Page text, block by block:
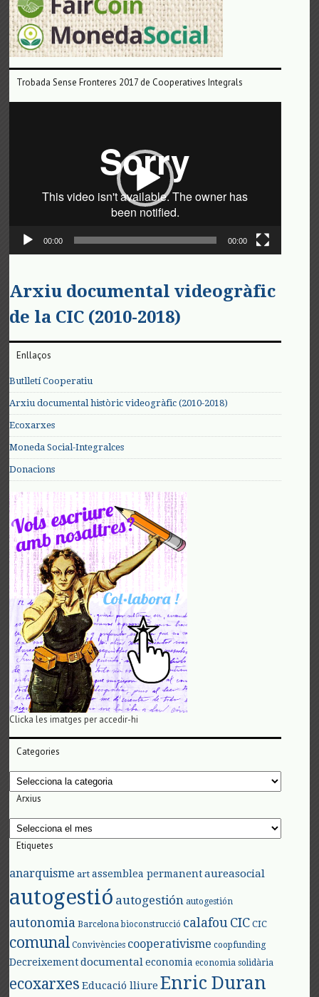
Trobada Sense Fronteres 2017 de Cooperatives Integrals
00:00 00:00
Arxiu documental videogràfic
de la CIC (2010-2018)
Enllaços
Butlletí Cooperatiu
Arxiu documental històric videogràfic (2010-2018)
Ecoxarxes
Moneda Social-Integralces
Donacions
Clicka les imatges per accedir-hi
Categories
Categories
Arxius
Arxius
Etiquetes
anarquisme art assemblea permanent aureasocial
autogestió autogestión autogestión
autonomia Barcelona bioconstrucció calafouCIC CIC
comunal Convivències cooperativisme coopfunding
Decreixement documental economia economia solidària
ecoxarxes Educació lliure Enric Duran